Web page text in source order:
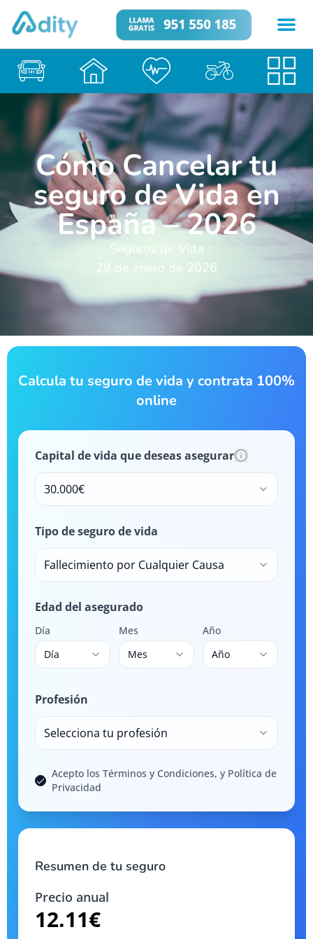
Cómo Cancelar tu
seguro de Vida en
España – 2026
Seguros de Vida
29 de enero de 2026
Calcula tu seguro de vida y contrata 100%
online
Capital de vida que deseas asegurar
30.000€
Tipo de seguro de vida
Fallecimiento por Cualquier Causa
Edad del asegurado
Día
Día
Mes
Mes
Año
Año
Profesión
Selecciona tu profesión
Acepto los Términos y Condiciones, y Política de
Privacidad
Resumen de tu seguro
Precio anual
12.11€